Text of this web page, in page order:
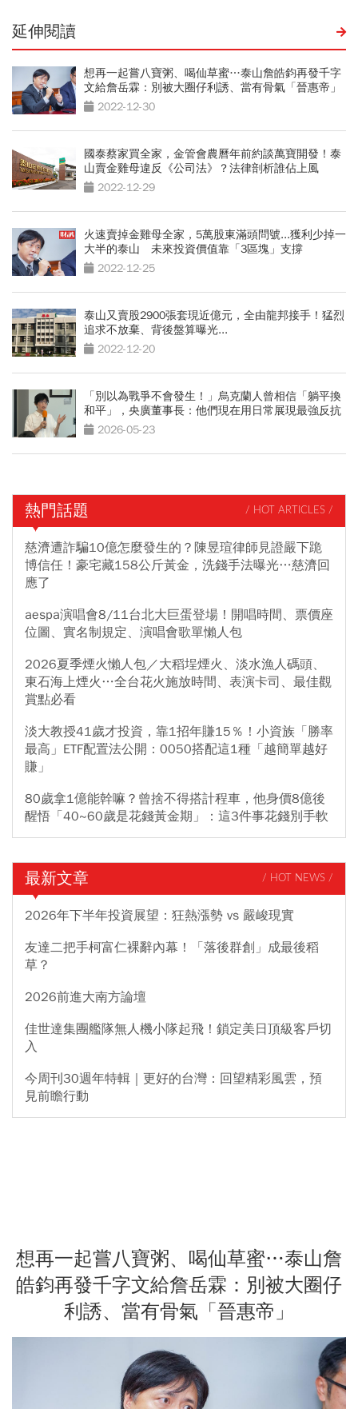
延伸閱讀
想再一起嘗八寶粥、喝仙草蜜…泰山詹皓鈞再發千字
文給詹岳霖：別被大圈仔利誘、當有骨氣「晉惠帝」
2022-12-30
國泰蔡家買全家，金管會農曆年前約談萬寶開發！泰
山賣金雞母違反《公司法》？法律剖析誰佔上風
2022-12-29
火速賣掉金雞母全家，5萬股東滿頭問號...獲利少掉一
大半的泰山 未來投資價值靠「3區塊」支撐
2022-12-25
泰山又賣股2900張套現近億元，全由龍邦接手！猛烈
追求不放棄、背後盤算曝光...
2022-12-20
「別以為戰爭不會發生！」烏克蘭人曾相信「躺平換
和平」，央廣董事長：他們現在用日常展現最強反抗
2026-05-23
熱門話題 / HOT ARTICLES /
慈濟遭詐騙10億怎麼發生的？陳昱瑄律師見證嚴下跪
博信任！豪宅藏158公斤黃金，洗錢手法曝光…慈濟回
應了
aespa演唱會8/11台北大巨蛋登場！開唱時間、票價座
位圖、實名制規定、演唱會歌單懶人包
2026夏季煙火懶人包／大稻埕煙火、淡水漁人碼頭、
東石海上煙火…全台花火施放時間、表演卡司、最佳觀
賞點必看
淡大教授41歲才投資，靠1招年賺15％！小資族「勝率
最高」ETF配置法公開：0050搭配這1種「越簡單越好
賺」
80歲拿1億能幹嘛？曾捨不得搭計程車，他身價8億後
醒悟「40~60歲是花錢黃金期」：這3件事花錢別手軟
最新文章 / HOT NEWS /
2026年下半年投資展望：狂熱漲勢 vs 嚴峻現實
友達二把手柯富仁裸辭內幕！「落後群創」成最後稻
草？
2026前進大南方論壇
佳世達集團艦隊無人機小隊起飛！鎖定美日頂級客戶切
入
今周刊30週年特輯｜更好的台灣：回望精彩風雲，預
見前瞻行動
想再一起嘗八寶粥、喝仙草蜜…泰山詹
皓鈞再發千字文給詹岳霖：別被大圈仔
利誘、當有骨氣「晉惠帝」